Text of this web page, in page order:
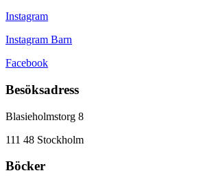
Instagram
Instagram Barn
Facebook
Besöksadress
Blasieholmstorg 8
111 48 Stockholm
Böcker